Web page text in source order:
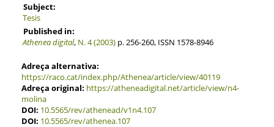
Subject:
Tesis
Published in:
Athenea digital, N. 4 (2003)p. 256-260, ISSN 1578-8946
Adreça alternativa:
https://raco.cat/index.php/Athenea/article/view/40119
Adreça original: https://atheneadigital.net/article/view/n4-
molina
DOI: 10.5565/rev/athenead/v1n4.107
DOI: 10.5565/rev/athenea.107